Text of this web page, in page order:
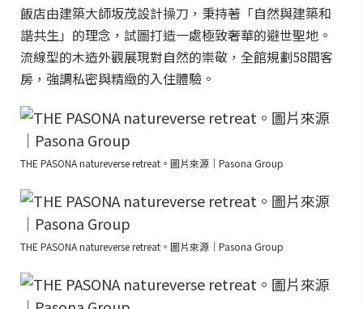
飯店由建築大師坂茂設計操刀，秉持著「自然與建築和
諧共生」的理念，試圖打造一處極致奢華的避世聖地。
流線型的木造外觀展現對自然的崇敬，全館規劃58間客
房，強調私密與精緻的入住體驗。
THE PASONA natureverse retreat。圖片來源｜Pasona Group
THE PASONA natureverse retreat。圖片來源｜Pasona Group